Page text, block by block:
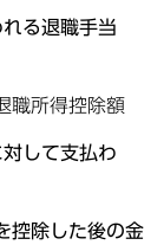
る退職手当
職所得控除額
して支払わ
控除した後の金